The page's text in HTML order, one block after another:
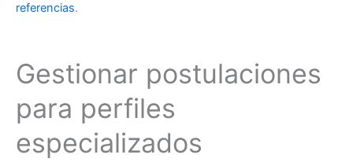
referencias.
Gestionar postulaciones
para perfiles
especializados